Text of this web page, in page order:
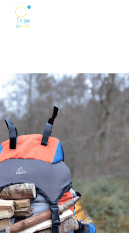
?
Contact
DE LA BOUTIQUE